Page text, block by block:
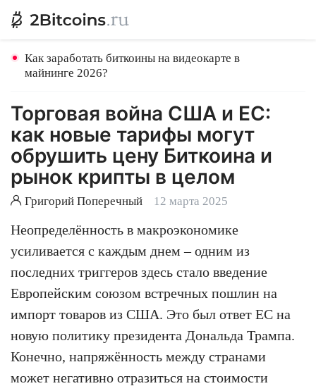
Как заработать биткоины на видеокарте в
майнинге 2026?
Торговая война США и ЕС:
как новые тарифы могут
обрушить цену Биткоина и
рынок крипты в целом
Григорий Поперечный 12 марта 2025
Неопределённость в макроэкономике
усиливается с каждым днем – одним из
последних триггеров здесь стало введение
Европейским союзом встречных пошлин на
импорт товаров из США. Это был ответ ЕС на
новую политику президента Дональда Трампа.
Конечно, напряжённость между странами
может негативно отразиться на стоимости